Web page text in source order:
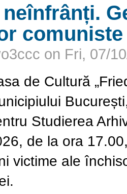
comuniste
on Fri, 07/
de Cultură
Studierea
, de la ora 17.00
victime ale
.